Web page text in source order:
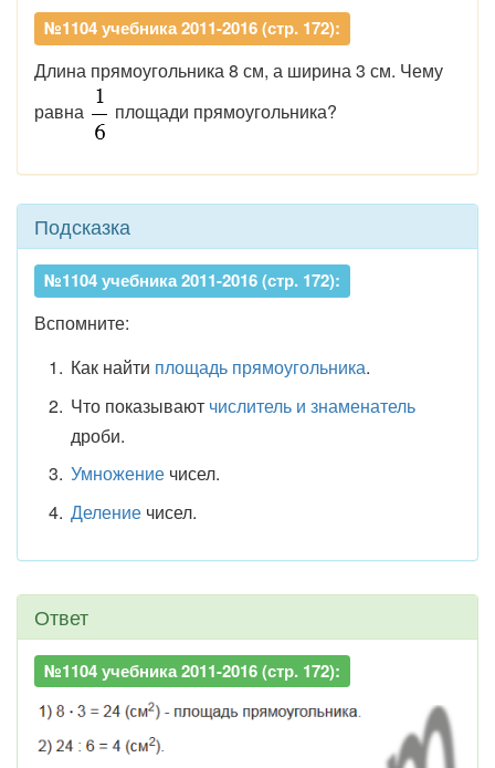
№1104 учебника 2011-2016 (стр. 172):
Длина прямоугольника 8 см, а ширина 3 см. Чему
равна
площади прямоугольника?
Подсказка
№1104 учебника 2011-2016 (стр. 172):
Вспомните:
Как найти площадь прямоугольника.
Что показывают числитель и знаменатель
дроби.
Умножениечисел.
Делениечисел.
Ответ
№1104 учебника 2011-2016 (стр. 172):